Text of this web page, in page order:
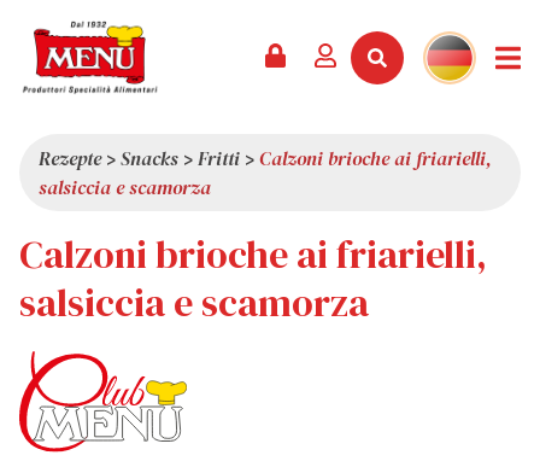
KATALOG
SERVICES
NEUHEITEN
PRÄMIEN
PRESSESCHAU
ÜBER UNS
QUALITÄT
WERTE
INTERESSANTES
ARBEITEN SIE MIT UNS
Rezepte>Snacks >Fritti >Calzoni brioche ai friarielli,
salsiccia e scamorza
Calzoni brioche ai friarielli,
salsiccia e scamorza